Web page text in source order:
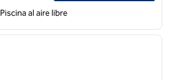
Piscina al aire libre